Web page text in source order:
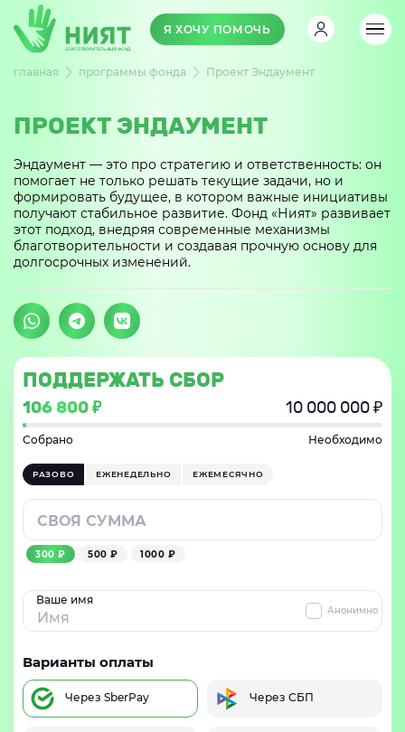
Я ХОЧУ ПОМОЧЬ
главная программы фонда Проект Эндаумент
ПРОЕКТ ЭНДАУМЕНТ
Эндаумент — это про стратегию и ответственность: он
помогает не только решать текущие задачи, но и
формировать будущее, в котором важные инициативы
получают стабильное развитие. Фонд «Ният» развивает
этот подход, внедряя современные механизмы
благотворительности и создавая прочную основу для
долгосрочных изменений.
ПОДДЕРЖАТЬ СБОР
106 800 ₽ 10 000 000 ₽
Собрано Необходимо
РАЗОВО ЕЖЕНЕДЕЛЬНО ЕЖЕМЕСЯЧНО
300 ₽ 500 ₽ 1000 ₽
Ваше имя
Анонимно
Варианты оплаты
Через SberPay Через СБП